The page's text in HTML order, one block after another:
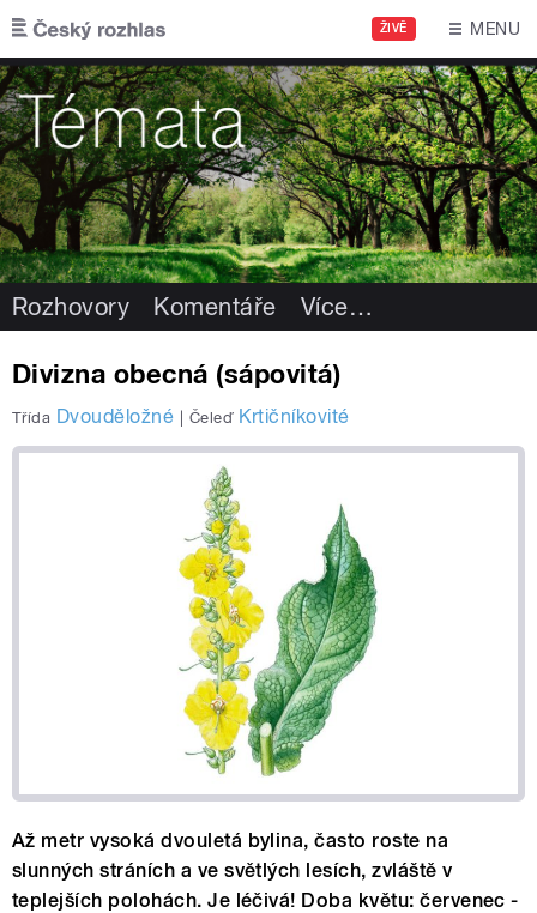
Přejít k hlavnímu obsahu
ŽIVĚ MENU
Rozhovory Komentáře Více…
Divizna obecná (sápovitá)
Třída Dvouděložné | Čeleď Krtičníkovité
Až metr vysoká dvouletá bylina, často roste na
slunných stráních a ve světlých lesích, zvláště v
teplejších polohách. Je léčivá! Doba květu: červenec -